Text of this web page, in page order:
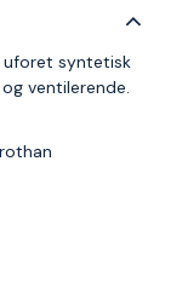
uforet syntetisk
ventilerende.